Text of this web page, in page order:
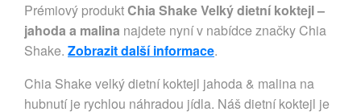
Prémiový produktChia Shake Velký dietní koktejl –
jahoda a malina najdete nyní v nabídce značky Chia
Shake. Zobrazit další informace.
Chia Shake velký dietní koktejl jahoda & malina na
hubnutí je rychlou náhradou jídla. Náš dietní koktejl je